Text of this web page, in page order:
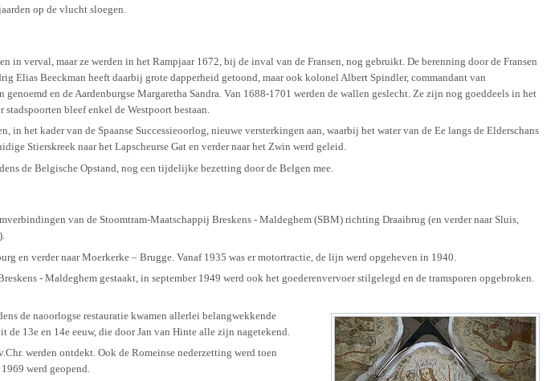
op de vlucht sloegen.
in verval, maar ze werden in het Rampjaar 1672, bij de inval van de Fransen, nog gebruikt. De berenning door de Fransen
Elias Beeckman heeft daarbij grote dapperheid getoond, maar ook kolonel Albert Spindler, commandant van
genoemd en de Aardenburgse Margaretha Sandra. Van 1688-1701 werden de wallen geslecht. Ze zijn nog goeddeels in het
bleef enkel de Westpoort bestaan.
in het kader van de Spaanse Successieoorlog, nieuwe versterkingen aan, waarbij het water van de Ee langs de Elderschans
Stierskreek naar het Lapscheurse Gat en verder naar het Zwin werd geleid.
de Belgische Opstand, nog een tijdelijke bezetting door de Belgen mee.
van de Stoomtram-Maatschappij Breskens - Maldeghem (SBM) richting Draaibrug (en verder naar Sluis,
en verder naar Moerkerke – Brugge. Vanaf 1935 was er motortractie, de lijn werd opgeheven in 1940.
- Maldeghem gestaakt, in september 1949 werd ook het goederenvervoer stilgelegd en de tramsporen opgebroken.
de naoorlogse restauratie kwamen allerlei belangwekkende
13e en 14e eeuw, die door Jan van Hinte alle zijn nagetekend.
werden ontdekt. Ook de Romeinse nederzetting werd toen
werd geopend.